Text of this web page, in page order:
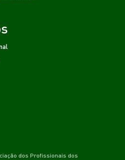
dos Profissionais dos